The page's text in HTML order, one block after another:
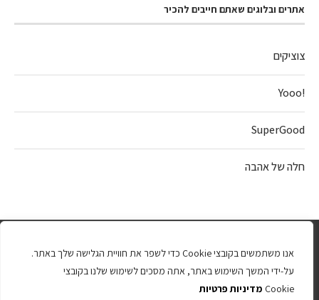
אנו משתמשים בקובצי Cookie כדי לשפר את חוויית הגלישה שלך באתר.
על-ידי המשך השימוש באתר, אתה מסכים לשימוש שלנו בקובצי
Cookie מדיניות פרטיות
אתרים ובלוגים שאתם חייבים להכיר
צוציקים
!Yooo
SuperGood
חלה של אהבה